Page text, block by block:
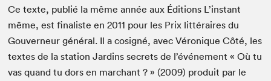
Ce texte, publié la même année aux Éditions L’instant
même, est finaliste en 2011 pour les Prix littéraires du
Gouverneur général. Il a cosigné, avec Véronique Côté, les
textes de la station Jardins secrets de l’événement « Où tu
vas quand tu dors en marchant ? » (2009) produit par le